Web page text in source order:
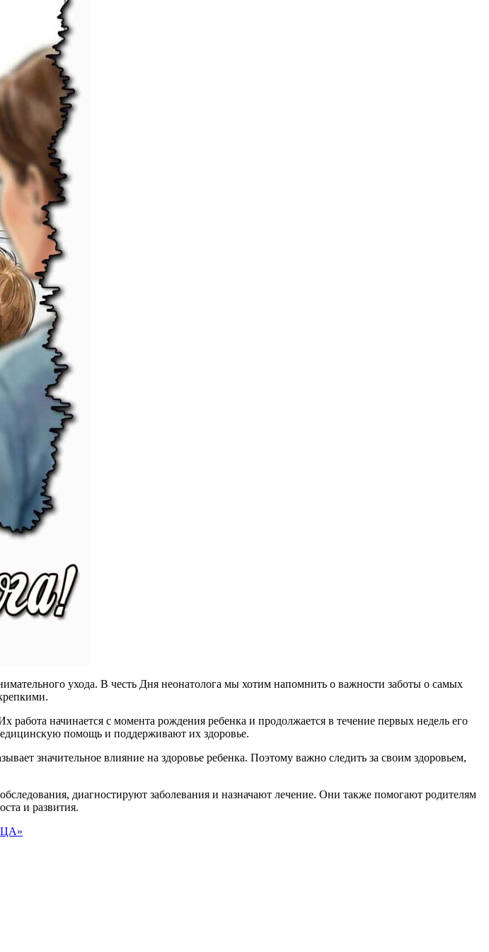
ухода. В честь Дня неонатолога мы хотим напомнить о важности заботы о самых
начинается с момента рождения ребенка и продолжается в течение первых недель его
помощь и поддерживают их здоровье.
значительное влияние на здоровье ребенка. Поэтому важно следить за своим здоровьем,
диагностируют заболевания и назначают лечение. Они также помогают родителям
и развития.